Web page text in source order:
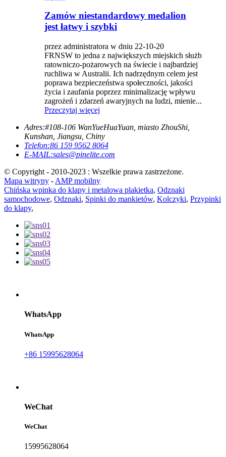
Zamów niestandardowy medalion
jest łatwy i szybki
przez administratora w dniu 22-10-20
FRNSW to jedna z największych miejskich służb
ratowniczo-pożarowych na świecie i najbardziej
ruchliwa w Australii. Ich nadrzędnym celem jest
poprawa bezpieczeństwa społeczności, jakości
życia i zaufania poprzez minimalizację wpływu
zagrożeń i zdarzeń awaryjnych na ludzi, mienie...
Przeczytaj więcej
Adres:#108-106 WanYueHuaYuan, miasto ZhouShi,
Kunshan, Jiangsu, Chiny
Telefon:86 159 9562 8064
E-MAIL:sales@pinelite.com
© Copyright - 2010-2023 : Wszelkie prawa zastrzeżone.
Mapa witryny - AMP mobilny
Chińska wpinka do klapy i metalowa plakietka, Odznaki
samochodowe, Odznaki, Spinki do mankietów, Kolczyki, Przypinki
do klapy,
WhatsApp
WhatsApp
+86 15995628064
WeChat
WeChat
15995628064